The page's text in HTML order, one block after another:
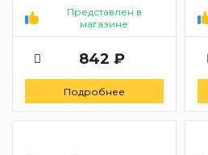
Представлен в
магазине
842 ₽
Подробнее